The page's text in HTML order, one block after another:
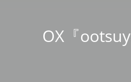
OX『